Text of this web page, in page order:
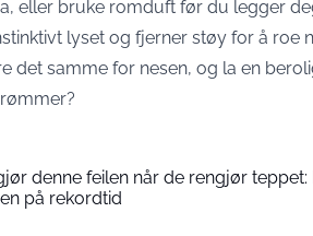
eller bruke romduft før du legger
lyset og fjerner støy for å roe
det samme for nesen, og la en
denne feilen når de rengjør
på rekordtid